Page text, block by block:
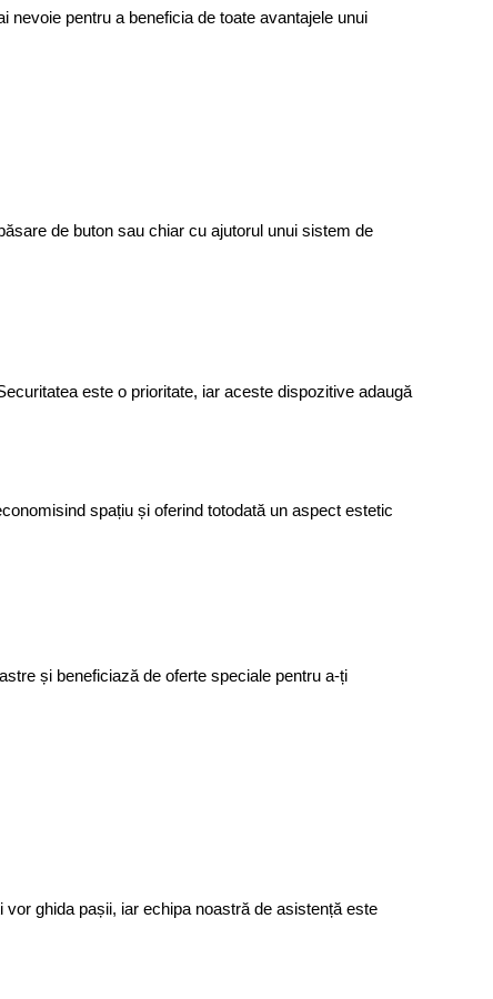
nevoie pentru a beneficia de toate avantajele unui
de buton sau chiar cu ajutorul unui sistem de
este o prioritate, iar aceste dispozitive adaugă
și beneficiază de oferte speciale pentru a-ți
ghida pașii, iar echipa noastră de asistență este